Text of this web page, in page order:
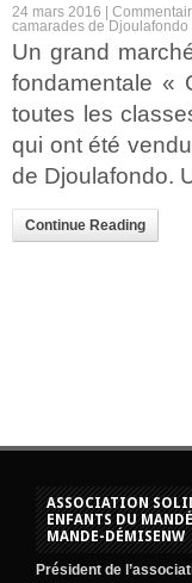
24 mars 2016 |
camarades de Djoulafondo
Un grand
fondamentale «
toutes les
qui ont été
de Djoulafondo.
Continue Reading
ASSOCIATION
ENFANTS DU
MANDE-DÉMISENW
Président de